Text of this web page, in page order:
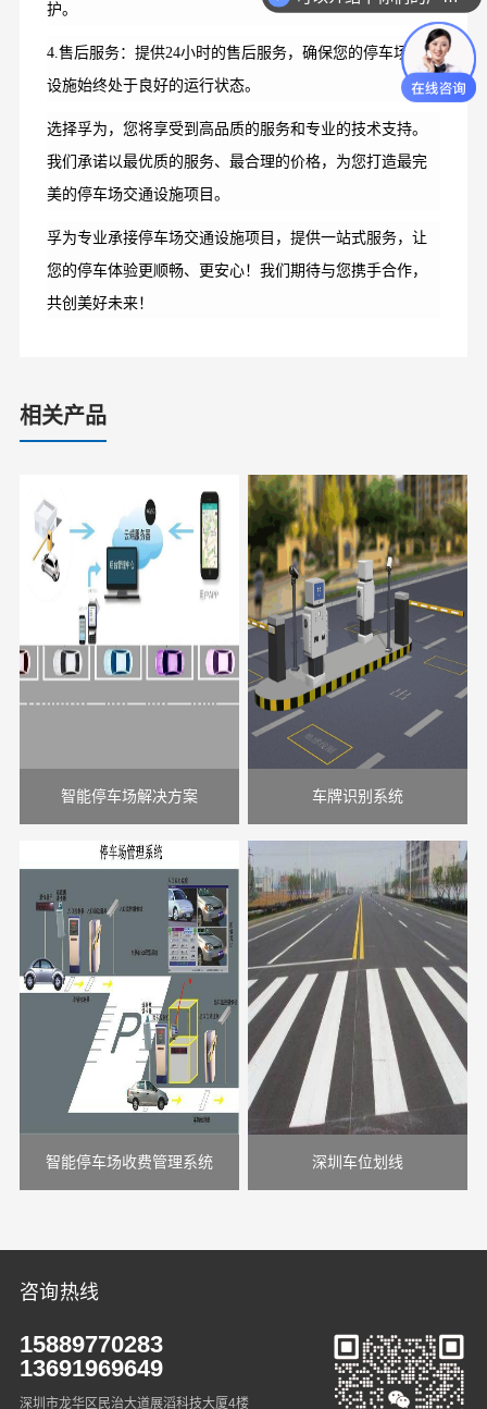
护。
4.售后服务：提供24小时的售后服务，确保您的停车场交通
设施始终处于良好的运行状态。
选择孚为，您将享受到高品质的服务和专业的技术支持。
我们承诺以最优质的服务、最合理的价格，为您打造最完
美的停车场交通设施项目。
孚为专业承接停车场交通设施项目，提供一站式服务，让
您的停车体验更顺畅、更安心！我们期待与您携手合作，
共创美好未来！
相关产品
智能停车场解决方案 车牌识别系统
智能停车场收费管理系统 深圳车位划线
咨询热线
15889770283
13691969649
深圳市龙华区民治大道展滔科技大厦4楼